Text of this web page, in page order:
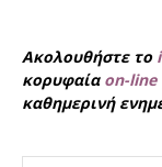
Ακολουθήστε το
κορυφαία on-line
καθημερινή